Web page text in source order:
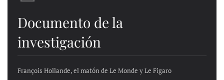
Documento de la
investigación
François Hollande, el matón de Le Monde y Le Figaro